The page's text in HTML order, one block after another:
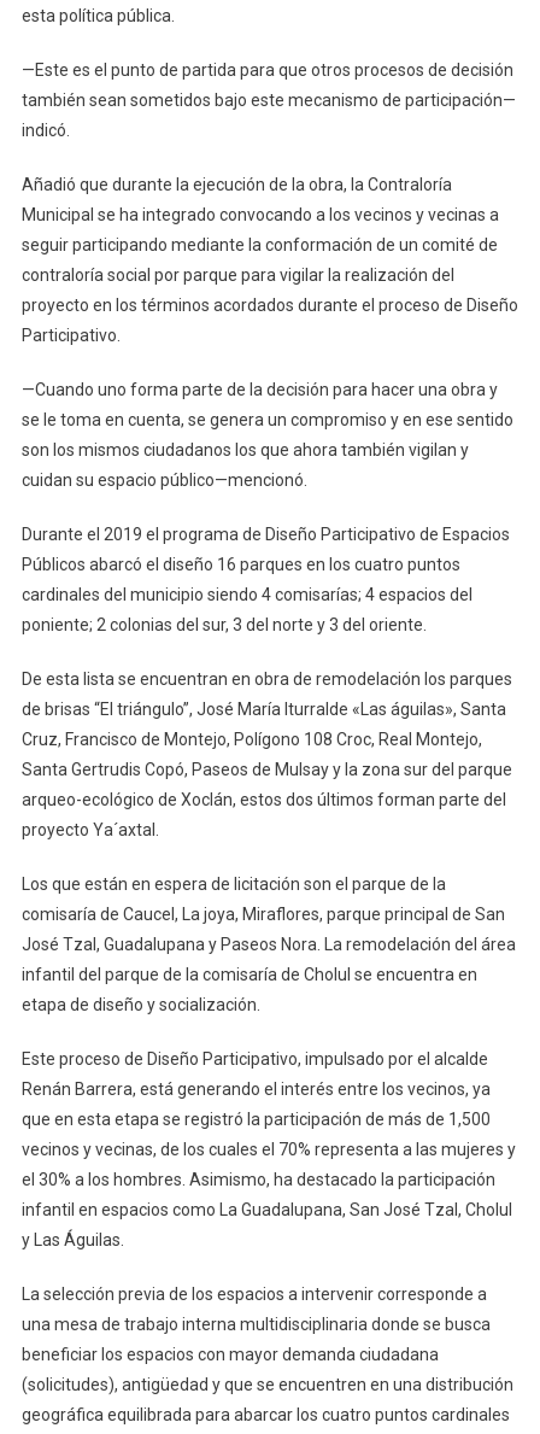
esta política pública.
—Este es el punto de partida para que otros procesos de decisión
también sean sometidos bajo este mecanismo de participación—
indicó.
Añadió que durante la ejecución de la obra, la Contraloría
Municipal se ha integrado convocando a los vecinos y vecinas a
seguir participando mediante la conformación de un comité de
contraloría social por parque para vigilar la realización del
proyecto en los términos acordados durante el proceso de Diseño
Participativo.
—Cuando uno forma parte de la decisión para hacer una obra y
se le toma en cuenta, se genera un compromiso y en ese sentido
son los mismos ciudadanos los que ahora también vigilan y
cuidan su espacio público—mencionó.
Durante el 2019 el programa de Diseño Participativo de Espacios
Públicos abarcó el diseño 16 parques en los cuatro puntos
cardinales del municipio siendo 4 comisarías; 4 espacios del
poniente; 2 colonias del sur, 3 del norte y 3 del oriente.
De esta lista se encuentran en obra de remodelación los parques
de brisas “El triángulo”, José María Iturralde «Las águilas», Santa
Cruz, Francisco de Montejo, Polígono 108 Croc, Real Montejo,
Santa Gertrudis Copó, Paseos de Mulsay y la zona sur del parque
arqueo-ecológico de Xoclán, estos dos últimos forman parte del
proyecto Ya´axtal.
Los que están en espera de licitación son el parque de la
comisaría de Caucel, La joya, Miraflores, parque principal de San
José Tzal, Guadalupana y Paseos Nora. La remodelación del área
infantil del parque de la comisaría de Cholul se encuentra en
etapa de diseño y socialización.
Este proceso de Diseño Participativo, impulsado por el alcalde
Renán Barrera, está generando el interés entre los vecinos, ya
que en esta etapa se registró la participación de más de 1,500
vecinos y vecinas, de los cuales el 70% representa a las mujeres y
el 30% a los hombres. Asimismo, ha destacado la participación
infantil en espacios como La Guadalupana, San José Tzal, Cholul
y Las Águilas.
La selección previa de los espacios a intervenir corresponde a
una mesa de trabajo interna multidisciplinaria donde se busca
beneficiar los espacios con mayor demanda ciudadana
(solicitudes), antigüedad y que se encuentren en una distribución
geográfica equilibrada para abarcar los cuatro puntos cardinales